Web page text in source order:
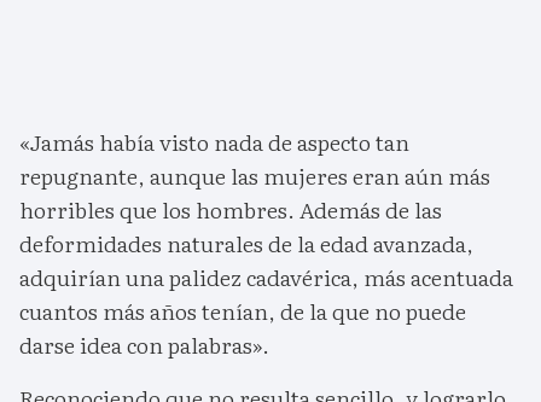
«Jamás había visto nada de aspecto tan
repugnante, aunque las mujeres eran aún más
horribles que los hombres. Además de las
deformidades naturales de la edad avanzada,
adquirían una palidez cadavérica, más acentuada
cuantos más años tenían, de la que no puede
darse idea con palabras».